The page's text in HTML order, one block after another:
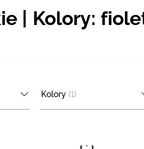
| Kolory:
Kolory (1)